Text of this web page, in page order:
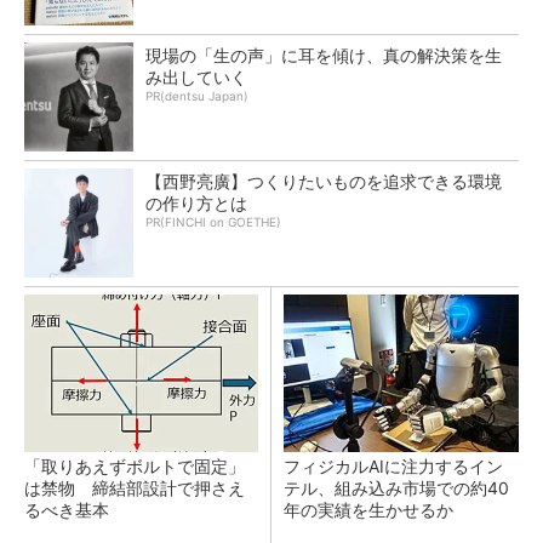
現場の「生の声」に耳を傾け、真の解決策を生
み出していく
PR(dentsu Japan)
【西野亮廣】つくりたいものを追求できる環境
の作り方とは
PR(FINCHI on GOETHE)
「取りあえずボルトで固定」
は禁物 締結部設計で押さえ
るべき基本
フィジカルAIに注力するイン
テル、組み込み市場での約40
年の実績を生かせるか